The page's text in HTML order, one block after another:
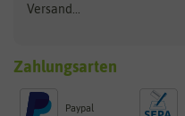
Versand...
Zahlungsarten
Paypal